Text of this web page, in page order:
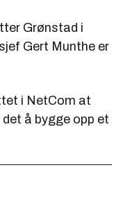
Grønstad i
Gert Munthe er
i NetCom at
å bygge opp et